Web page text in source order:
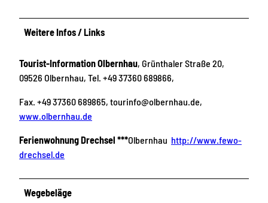
Weitere Infos / Links
Tourist-Information Olbernhau, Grünthaler Straße 20,
09526 Olbernhau, Tel. +49 37360 689866,
Fax. +49 37360 689865, tourinfo@olbernhau.de,
www.olbernhau.de
Ferienwohnung Drechsel ***Olbernhau http://www.fewo-
drechsel.de
Wegebeläge